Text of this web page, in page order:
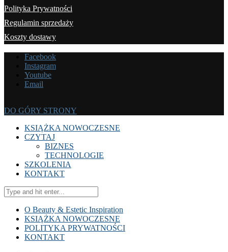
Polityka Prywatności
Regulamin sprzedaży
Koszty dostawy
Facebook
Instagram
Youtube
Email
DO GÓRY STRONY
KSIĄŻKA NOWOCZESNE
CZYTAJ
BIZNES
TECHNOLOGIE
SZKOLENIA
KONTAKT
O Beauty & Estetic Inspiration
KSIĄŻKA NOWOCZESNE
POLITYKA PRYWATNOŚCI
KONTAKT